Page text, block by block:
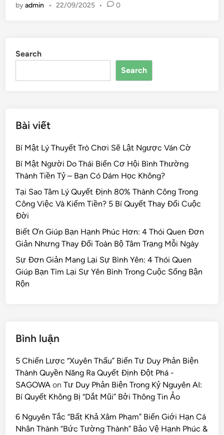
c
o
o
to
n
e
s
er
byadmin • 22/09/2025 • 0
Search
Search
Bài viết
Bí Mật Lý Thuyết Trò Chơi Sẽ Lật Ngược Ván Cờ
Bí Mật Người Do Thái Biến Cơ Hội Bình Thường
Thành Tiền Tỷ – Bạn Có Dám Học Không?
Tại Sao Tâm Lý Quyết Định 80% Thành Công Trong
Công Việc Và Kiếm Tiền? 5 Bí Quyết Thay Đổi Cuộc
Đời
Biết Ơn Giúp Bạn Hạnh Phúc Hơn: 4 Thói Quen Đơn
Giản Nhưng Thay Đổi Toàn Bộ Tâm Trạng Mỗi Ngày
Sự Đơn Giản Mang Lại Sự Bình Yên: 4 Thói Quen
Giúp Bạn Tìm Lại Sự Yên Bình Trong Cuộc Sống Bận
Rộn
Bình luận
5 Chiến Lược “Xuyên Thấu” Biến Tư Duy Phản Biện
Thành Quyền Năng Ra Quyết Định Đột Phá -
SAGOWA onTư Duy Phản Biện Trong Kỷ Nguyên AI:
Bí Quyết Không Bị “Dắt Mũi” Bởi Thông Tin Ảo
6 Nguyên Tắc “Bất Khả Xâm Phạm” Biến Giới Hạn Cá
Nhân Thành “Bức Tường Thành” Bảo Vệ Hạnh Phúc &